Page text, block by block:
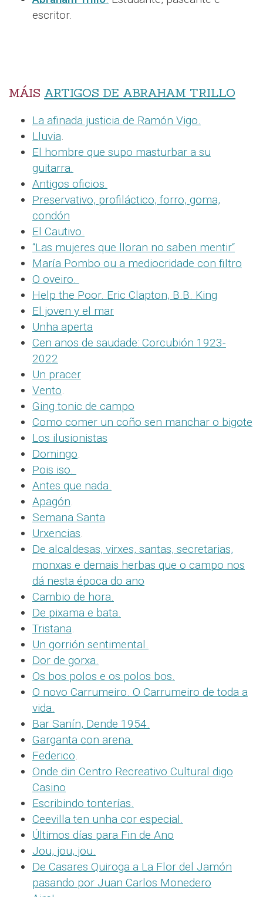
escritor.
MÁIS ARTIGOS DE ABRAHAM TRILLO
La afinada justicia de Ramón Vigo.
Lluvia.
El hombre que supo masturbar a su
guitarra.
Antigos oficios.
Preservativo, profiláctico, forro, goma,
condón
El Cautivo.
“Las mujeres que lloran no saben mentir“
María Pombo ou a mediocridade con filtro
O oveiro.
Help the Poor. Eric Clapton, B.B. King
El joven y el mar
Unha aperta
Cen anos de saudade: Corcubión 1923-
2022
Un pracer
Vento.
Ging tonic de campo
Como comer un coño sen manchar o bigote
Los ilusionistas
Domingo.
Pois iso.
Antes que nada.
Apagón.
Semana Santa
Urxencias.
De alcaldesas, virxes, santas, secretarias,
monxas e demais herbas que o campo nos
dá nesta época do ano
Cambio de hora.
De pixama e bata.
Tristana.
Un gorrión sentimental.
Dor de gorxa.
Os bos polos e os polos bos.
O novo Carrumeiro. O Carrumeiro de toda a
vida.
Bar Sanín, Dende 1954.
Garganta con arena.
Federico.
Onde din Centro Recreativo Cultural digo
Casino
Escribindo tonterías.
Ceevilla ten unha cor especial.
Últimos días para Fin de Ano
Jou, jou, jou.
De Casares Quiroga a La Flor del Jamón
pasando por Juan Carlos Monedero